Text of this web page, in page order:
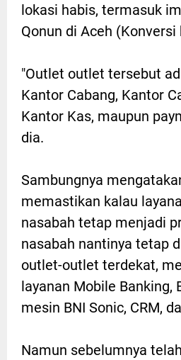
lokasi habis, termasuk
Qonun di Aceh (Konversi
"Outlet outlet tersebut
Kantor Cabang, Kantor
Kantor Kas, maupun
dia.
Sambungnya
memastikan kalau
nasabah tetap menjadi
nasabah nantinya tetap
outlet-outlet terdekat,
layanan Mobile Banking,
mesin BNI Sonic, CRM,
Namun sebelumnya